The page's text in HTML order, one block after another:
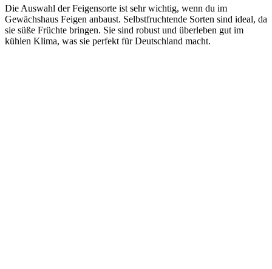
Die Auswahl der Feigensorte ist sehr wichtig, wenn du im
Gewächshaus Feigen anbaust. Selbstfruchtende Sorten sind ideal, da
sie süße Früchte bringen. Sie sind robust und überleben gut im
kühlen Klima, was sie perfekt für Deutschland macht.